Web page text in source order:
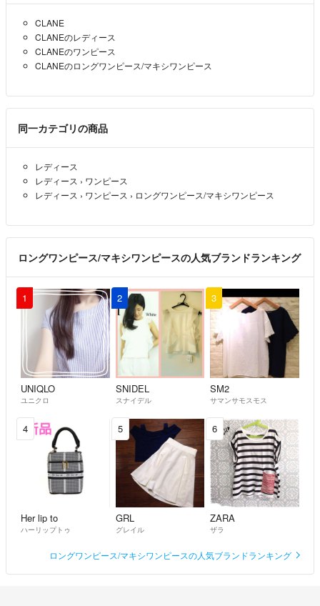
CLANE
CLANEのレディース
CLANEのワンピース
CLANEのロングワンピース/マキシワンピース
同一カテゴリの商品
レディース
レディース › ワンピース
レディース › ワンピース › ロングワンピース/マキシワンピース
ロングワンピース/マキシワンピースの人気ブランドランキング
1
UNIQLO
ユニクロ
2
SNIDEL
スナイデル
3
SM2
サマンサモスモス
4
Her lip to
ハーリップトゥ
5
GRL
グレイル
6
ZARA
ザラ
ロングワンピース/マキシワンピースの人気ブランドランキング